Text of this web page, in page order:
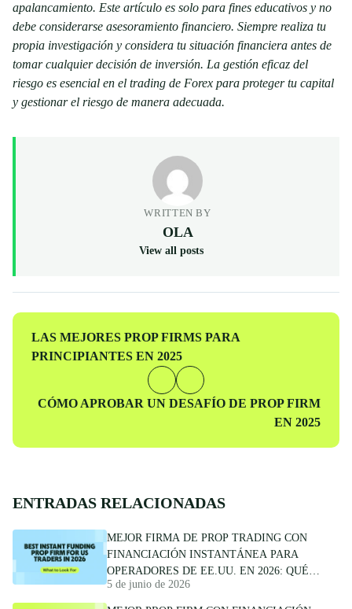
apalancamiento. Este artículo es solo para fines educativos y no
debe considerarse asesoramiento financiero. Siempre realiza tu
propia investigación y considera tu situación financiera antes de
tomar cualquier decisión de inversión. La gestión eficaz del
riesgo es esencial en el trading de Forex para proteger tu capital
y gestionar el riesgo de manera adecuada.
WRITTEN BY
OLA
View all posts
Entrada
anterior
LAS MEJORES PROP FIRMS PARA
PRINCIPIANTES EN 2025
Entrada
CÓMO APROBAR UN DESAFÍO DE PROP FIRM
EN 2025
ENTRADAS RELACIONADAS
MEJOR FIRMA DE PROP TRADING CON
FINANCIACIÓN INSTANTÁNEA PARA
OPERADORES DE EE.UU. EN 2026: QUÉ
BUSCAR
5 de junio de 2026